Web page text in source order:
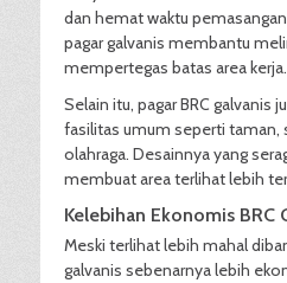
dan hemat waktu
pagar galvanis membantu
mempertegas batas area kerja.
Selain itu, pagar BRC galvanis
fasilitas umum seperti taman,
olahraga. Desainnya yang
membuat area terlihat lebih
Kelebihan Ekonomis BRC
Meski terlihat lebih mahal
galvanis sebenarnya lebih